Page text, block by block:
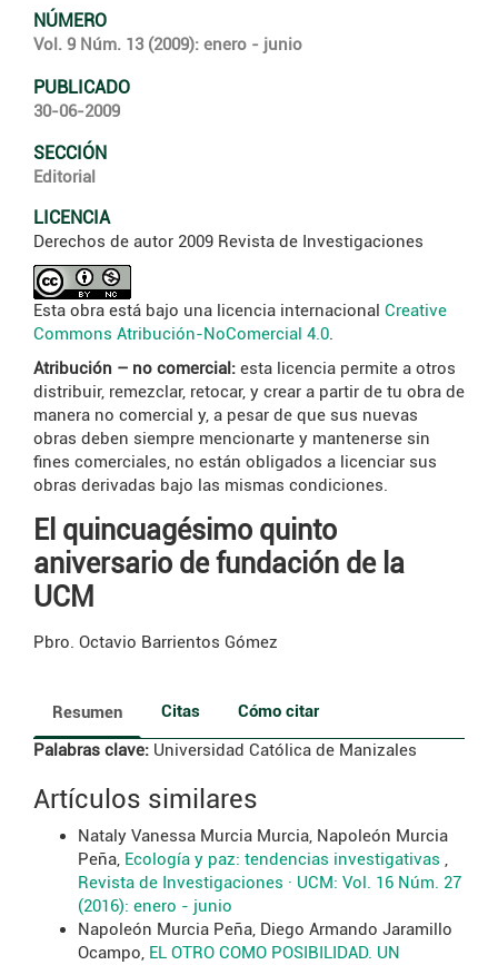
NÚMERO
Vol. 9 Núm. 13 (2009): enero - junio
PUBLICADO
30-06-2009
SECCIÓN
Editorial
LICENCIA
Derechos de autor 2009 Revista de Investigaciones
Esta obra está bajo una licencia internacional Creative
Commons Atribución-NoComercial 4.0.
Atribución – no comercial: esta licencia permite a otros
distribuir, remezclar, retocar, y crear a partir de tu obra de
manera no comercial y, a pesar de que sus nuevas
obras deben siempre mencionarte y mantenerse sin
fines comerciales, no están obligados a licenciar sus
obras derivadas bajo las mismas condiciones.
El quincuagésimo quinto
aniversario de fundación de la
UCM
Pbro. Octavio Barrientos Gómez
Resumen Citas
Cómo citar
Palabras clave: Universidad Católica de Manizales
Artículos similares
Nataly Vanessa Murcia Murcia, Napoleón Murcia
Peña, Ecología y paz: tendencias investigativas ,
Revista de Investigaciones · UCM: Vol. 16 Núm. 27
(2016): enero - junio
Napoleón Murcia Peña, Diego Armando Jaramillo
Ocampo, EL OTRO COMO POSIBILIDAD. UN